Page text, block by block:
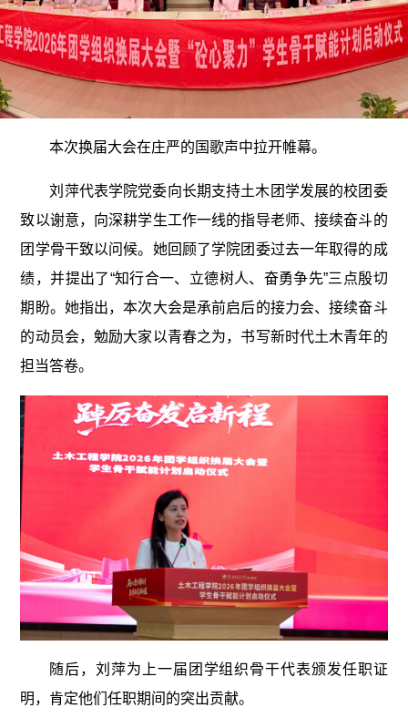
本次换届大会在庄严的国歌声中拉开帷幕。
刘萍代表学院党委向长期支持土木团学发展的校团委
致以谢意，向深耕学生工作一线的指导老师、接续奋斗的
团学骨干致以问候。她回顾了学院团委过去一年取得的成
绩，并提出了“知行合一、立德树人、奋勇争先”三点殷切
期盼。她指出，本次大会是承前启后的接力会、接续奋斗
的动员会，勉励大家以青春之为，书写新时代土木青年的
担当答卷。
随后，刘萍为上一届团学组织骨干代表颁发任职证
明，肯定他们任职期间的突出贡献。